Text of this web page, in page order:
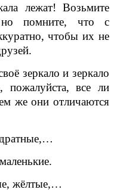
лежат! Возьмите
помните, что с
чтобы их не
зеркало и зеркало
пожалуйста, все ли
же они отличаются
жёлтые,…